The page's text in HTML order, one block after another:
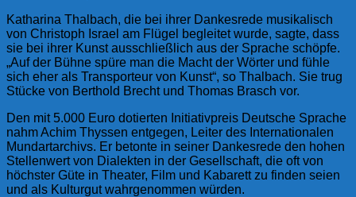
Katharina Thalbach, die bei ihrer Dankesrede musikalisch
von Christoph Israel am Flügel begleitet wurde, sagte, dass
sie bei ihrer Kunst ausschließlich aus der Sprache schöpfe.
„Auf der Bühne spüre man die Macht der Wörter und fühle
sich eher als Transporteur von Kunst“, so Thalbach. Sie trug
Stücke von Berthold Brecht und Thomas Brasch vor.
Den mit 5.000 Euro dotierten Initiativpreis Deutsche Sprache
nahm Achim Thyssen entgegen, Leiter des Internationalen
Mundartarchivs. Er betonte in seiner Dankesrede den hohen
Stellenwert von Dialekten in der Gesellschaft, die oft von
höchster Güte in Theater, Film und Kabarett zu finden seien
und als Kulturgut wahrgenommen würden.